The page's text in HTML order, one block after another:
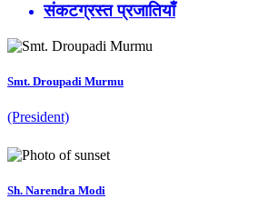
संकटग्रस्त प्रजातियाँ
Smt. Droupadi Murmu
(President)
Sh. Narendra Modi